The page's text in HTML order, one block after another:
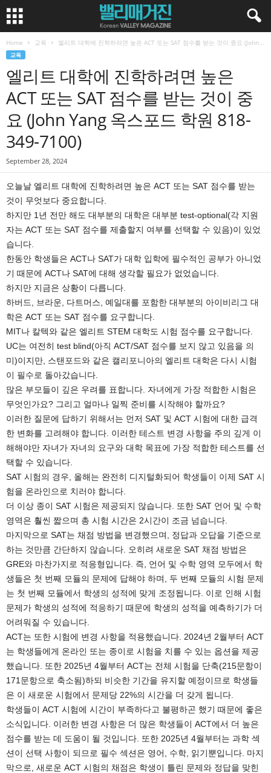
Home 교육 엘리트 대학에 진학하려면 높은 ACT 또는 SAT 점수를 받는 것이 중요 (John...
교육
엘리트 대학에 진학하려면 높은
ACT 또는 SAT 점수를 받는 것이 중
요 (John Yang 옥스포드 학원 818-
349-7100)
September 28, 2024
오늘날 엘리트 대학에 진학하려면 높은 ACT 또는 SAT 점수를 받는
것이 무엇보다 중요합니다.
하지만 1년 전만 해도 대부분의 대학은 대부분 test-optional(각 지원
자는 ACT 또는 SAT 점수를 제출할지 여부를 선택할 수 있음)이 있었
습니다.
한동안 학생들은 ACT나 SAT가 대학 입학에 필수적인 공부가 아니었
기 때문에 ACT나 SAT에 대해 생각할 필요가 없었습니다.
하지만 지금은 상황이 다릅니다.
하버드, 브라운, 다트머스, 예일대를 포함한 대부분의 아이비리그 대
학은 ACT 또는 SAT 점수를 요구합니다.
MIT나 칼텍와 같은 엘리트 STEM 대학도 시험 점수를 요구합니다.
UC는 여전히 test blind(아직 ACT/SAT 점수를 보지 않고 있음을 의
미)이지만, 스탠포드와 같은 캘리포니아의 엘리트 대학은 다시 시험
이 필수로 돌아갔습니다.
많은 부모들이 깊은 우려를 표합니다. 자녀에게 가장 적합한 시험은
무엇인가요? 그리고 얼마나 일찍 준비를 시작해야 할까요?
이러한 질문에 답하기 위해서는 먼저 SAT 및 ACT 시험에 대한 급격
한 변화를 고려해야 합니다. 이러한 테스트 변경 사항을 주의 깊게 이
해해야만 자녀가 자녀의 요구와 대학 목표에 가장 적합한 테스트를 선
택할 수 있습니다.
SAT 시험의 경우, 올해는 완전히 디지털화되어 학생들이 이제 SAT 시
험을 온라인으로 치러야 합니다.
더 이상 종이 SAT 시험은 제공되지 않습니다. 또한 SAT 언어 및 수학
영역은 훨씬 짧으며 총 시험 시간은 2시간이 조금 넘습니다.
마지막으로 SAT는 채점 방법을 변경했으며, 정답과 오답을 기준으로
하는 것만큼 간단하지 않습니다. 오히려 새로운 SAT 채점 방법은
GRE와 마찬가지로 적응형입니다. 즉, 언어 및 수학 영역 모두에서 학
생들은 첫 번째 모듈의 문제에 답해야 하며, 두 번째 모듈의 시험 문제
는 첫 번째 모듈에서 학생의 성적에 맞게 조정됩니다. 이로 인해 시험
문제가 학생의 성적에 적응하기 때문에 학생의 성적을 예측하기가 더
어려워질 수 있습니다.
ACT는 또한 시험에 변경 사항을 적용했습니다. 2024년 2월부터 ACT
는 학생들에게 온라인 또는 종이로 시험을 치를 수 있는 옵션을 제공
했습니다. 또한 2025년 4월부터 ACT는 전체 시험을 단축(215문항이
171문항으로 축소됨)하되 비슷한 기간을 유지할 예정이므로 학생들
은 이 새로운 시험에서 문제당 22%의 시간을 더 갖게 됩니다.
학생들이 ACT 시험에 시간이 부족하다고 불평하곤 했기 때문에 좋은
소식입니다. 이러한 변경 사항은 더 많은 학생들이 ACT에서 더 높은
점수를 받는 데 도움이 될 것입니다. 또한 2025년 4월부터는 과학 섹
션이 선택 사항이 되므로 필수 섹션은 영어, 수학, 읽기뿐입니다. 마지
막으로, 새로운 ACT 시험의 채점은 학생이 틀린 문제와 정답을 맞힌